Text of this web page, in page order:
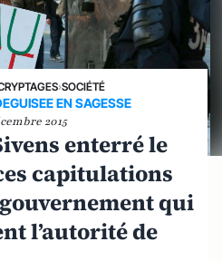
›SOCIÉTÉ
EN SAGESSE
2015
enterré le
capitulations
qui
l’autorité de